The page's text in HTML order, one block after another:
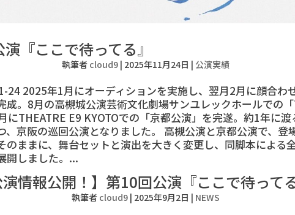
『ここで待ってる』
執筆者 cloud9 | 2025年11月24日 | 公演実績
24 2025年1月にオーディションを実施し、翌月2月に顔合わ
成。8月の高槻城公演芸術文化劇場サンユレックホールでの「
にTHEATRE E9 KYOTOでの「京都公演」を完遂。約1年に渡
、京阪の巡回公演となりました。 高槻公演と京都公演で、登
のままに、舞台セットと演出を大きく変更し、同脚本による
開しました。...
演情報公開！】第10回公演『ここで待ってる
執筆者 cloud9 | 2025年9月2日 | NEWS